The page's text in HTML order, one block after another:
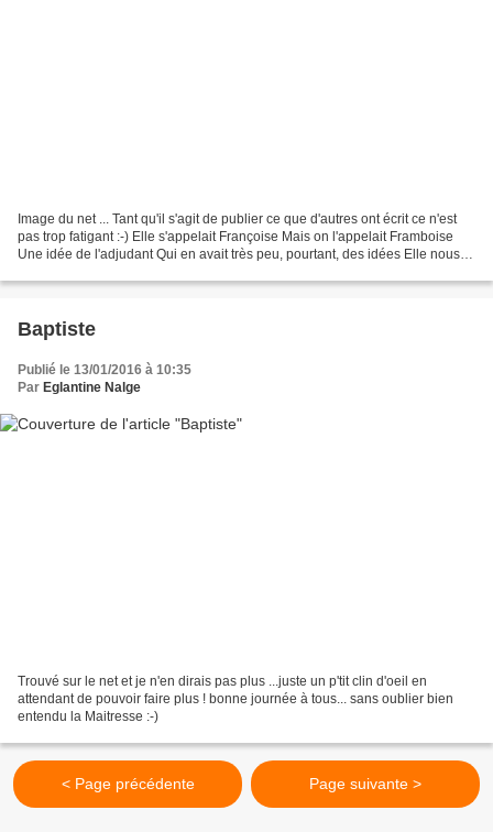
Image du net ... Tant qu'il s'agit de publier ce que d'autres ont écrit ce n'est
pas trop fatigant :-) Elle s'appelait Françoise Mais on l'appelait Framboise
Une idée de l'adjudant Qui en avait très peu, pourtant, des idées Elle nous
Baptiste
Publié le 13/01/2016 à 10:35
Par Eglantine Nalge
Trouvé sur le net et je n'en dirais pas plus ...juste un p'tit clin d'oeil en
attendant de pouvoir faire plus ! bonne journée à tous... sans oublier bien
entendu la Maitresse :-)
< Page précédente Page suivante >